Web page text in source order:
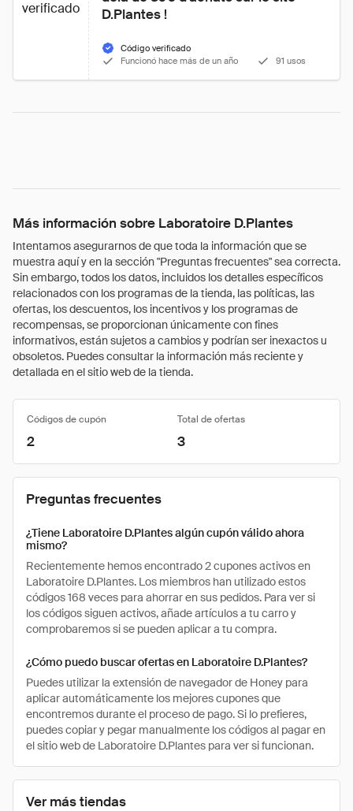
verificado
D.Plantes !
Código verificado
Funcionó hace más de un año
91 usos
Más información sobre Laboratoire D.Plantes
Intentamos asegurarnos de que toda la información que se
muestra aquí y en la sección "Preguntas frecuentes" sea correcta.
Sin embargo, todos los datos, incluidos los detalles específicos
relacionados con los programas de la tienda, las políticas, las
ofertas, los descuentos, los incentivos y los programas de
recompensas, se proporcionan únicamente con fines
informativos, están sujetos a cambios y podrían ser inexactos u
obsoletos. Puedes consultar la información más reciente y
detallada en el sitio web de la tienda.
Ver más tiendas
Códigos de cupón Total de ofertas
2 3
Preguntas frecuentes
¿Tiene Laboratoire D.Plantes algún cupón válido ahora
mismo?
Recientemente hemos encontrado 2 cupones activos en
Laboratoire D.Plantes. Los miembros han utilizado estos
códigos 168 veces para ahorrar en sus pedidos. Para ver si
los códigos siguen activos, añade artículos a tu carro y
comprobaremos si se pueden aplicar a tu compra.
¿Cómo puedo buscar ofertas en Laboratoire D.Plantes?
Puedes utilizar la extensión de navegador de Honey para
aplicar automáticamente los mejores cupones que
encontremos durante el proceso de pago. Si lo prefieres,
puedes copiar y pegar manualmente los códigos al pagar en
el sitio web de Laboratoire D.Plantes para ver si funcionan.